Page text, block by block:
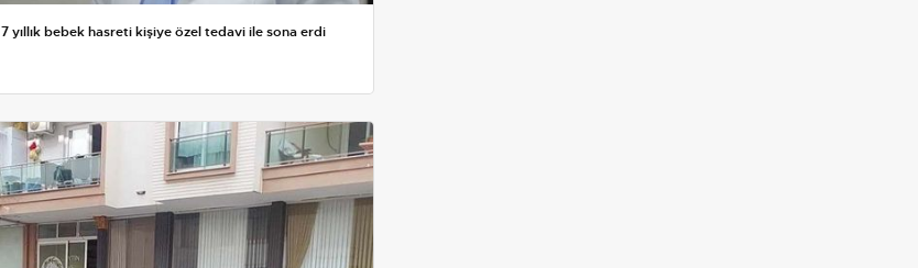
7 yıllık bebek hasreti kişiye özel tedavi ile sona erdi